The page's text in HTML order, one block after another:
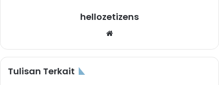
hellozetizens
Tulisan Terkait